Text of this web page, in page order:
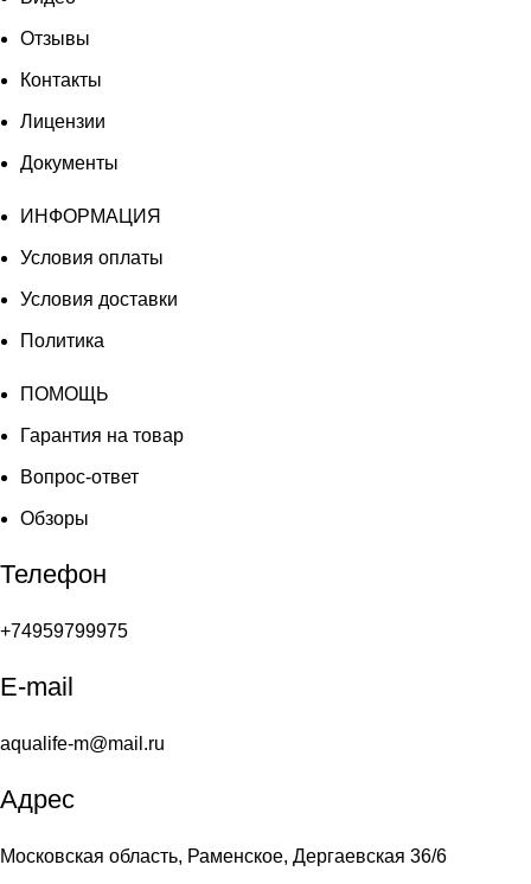
Отзывы
Контакты
Лицензии
Документы
ИНФОРМАЦИЯ
Условия оплаты
Условия доставки
Политика
ПОМОЩЬ
Гарантия на товар
Вопрос-ответ
Обзоры
Телефон
+74959799975
E-mail
aqualife-m@mail.ru
Адрес
Московская область, Раменское, Дергаевская 36/6